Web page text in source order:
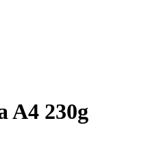
A4 230g